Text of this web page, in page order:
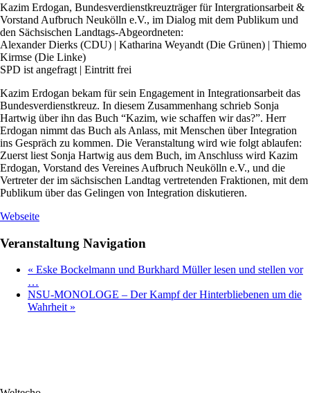
Kazim Erdogan, Bundesverdienstkreuzträger für Intergrationsarbeit &
Vorstand Aufbruch Neukölln e.V., im Dialog mit dem Publikum und
den Sächsischen Landtags-Abgeordneten:
Alexander Dierks (CDU) | Katharina Weyandt (Die Grünen) | Thiemo
Kirmse (Die Linke)
SPD ist angefragt | Eintritt frei
Kazim Erdogan bekam für sein Engagement in Integrationsarbeit das
Bundesverdienstkreuz. In diesem Zusammenhang schrieb Sonja
Hartwig über ihn das Buch “Kazim, wie schaffen wir das?”. Herr
Erdogan nimmt das Buch als Anlass, mit Menschen über Integration
ins Gespräch zu kommen. Die Veranstaltung wird wie folgt ablaufen:
Zuerst liest Sonja Hartwig aus dem Buch, im Anschluss wird Kazim
Erdogan, Vorstand des Vereines Aufbruch Neukölln e.V., und die
Vertreter der im sächsischen Landtag vertretenden Fraktionen, mit dem
Publikum über das Gelingen von Integration diskutieren.
Webseite
Veranstaltung Navigation
« Eske Bockelmann und Burkhard Müller lesen und stellen vor
…
NSU-MONOLOGE – Der Kampf der Hinterbliebenen um die
Wahrheit »